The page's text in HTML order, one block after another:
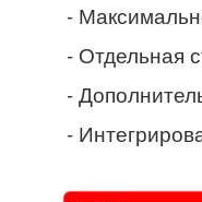
-
- Отдельная
-
-